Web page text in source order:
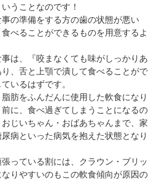
うことなのです！
の準備をする方の歯の状態が悪い
べることができるものを用意するよ
は、『咬まなくても味がしっかりあ
、舌と上顎で潰して食べることがで
いるはずです。
肪をふんだんに使用した軟食になり
に、食べ過ぎてしまうことになるの
じいちゃん・おばあちゃんまで、家
病といった病気を抱えた状態となり
っている割には、クラウン・ブリッ
りやすいのもこの軟食傾向が原因の